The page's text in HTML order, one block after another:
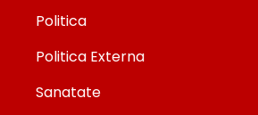
Politica
Politica Externa
Sanatate